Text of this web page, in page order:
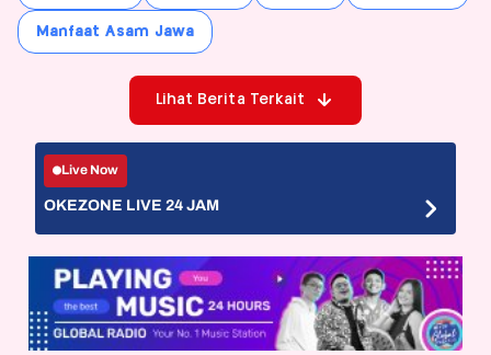
Manfaat Asam Jawa
Lihat Berita Terkait
Live Now
OKEZONE LIVE 24 JAM